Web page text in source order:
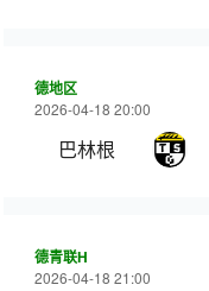
德地区
2026-04-18 20:00
巴林根
德青联H
2026-04-18 21:00